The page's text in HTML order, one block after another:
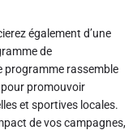
également d’une
de
programme rassemble
promouvoir
et sportives locales.
de vos campagnes,